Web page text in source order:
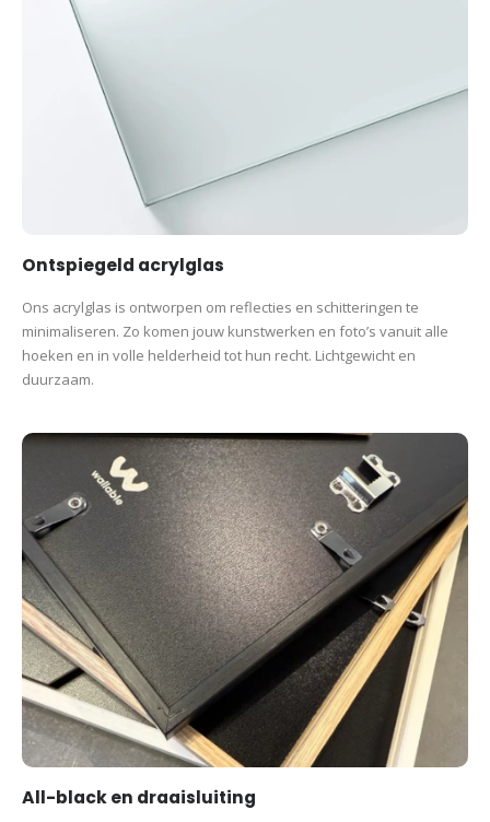
Ontspiegeld acrylglas
Ons acrylglas is ontworpen om reflecties en schitteringen te
minimaliseren. Zo komen jouw kunstwerken en foto’s vanuit alle
hoeken en in volle helderheid tot hun recht. Lichtgewicht en
duurzaam.
All-black en draaisluiting